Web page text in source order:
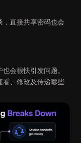
直接共享密码也会
会很快引发问题。
看、修改及传递哪些